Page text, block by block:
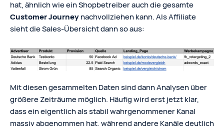
hat, ähnlich wie ein Shopbetreiber auch die gesamte
Customer Journeynachvollziehen kann. Als Affiliate
sieht die Sales-Übersicht dann so aus:
Mit diesen gesammelten Daten sind dann Analysen über
größere Zeiträume möglich. Häufig wird erst jetzt klar,
dass ein eigentlich als stabil wahrgenommener Kanal
massiv abgenommen hat, während andere Kanäle deutlich